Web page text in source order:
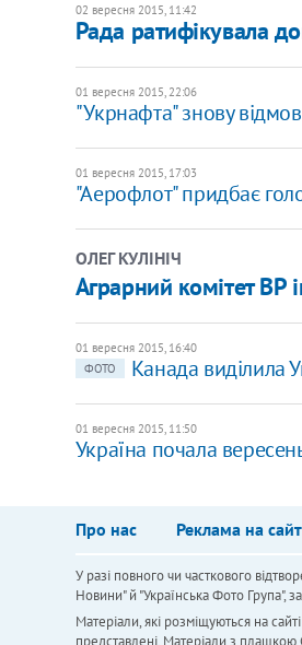
02 вересня 2015, 11:42
Рада ратифікувала
01 вересня 2015, 22:06
"Укрнафта" знову
01 вересня 2015, 17:03
"Аерофлот" придбає
ОЛЕГ КУЛІНІЧ
Аграрний комітет ВР
01 вересня 2015, 16:40
ФОТО
Канада виділила
01 вересня 2015, 11:50
Україна почала
Про нас Реклама на
У разі повного чи часткового
Новини" й "Українська Фото Група",
Матеріали, які розміщуються на
представлені. Матеріали з плашкою